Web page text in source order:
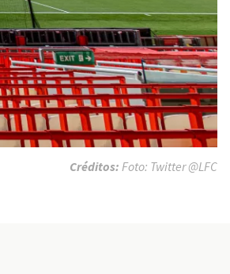
Créditos: Foto: Twitter @LFC